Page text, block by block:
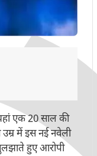
एक 20 साल की
में इस नई नवेली
हुए आरोपी